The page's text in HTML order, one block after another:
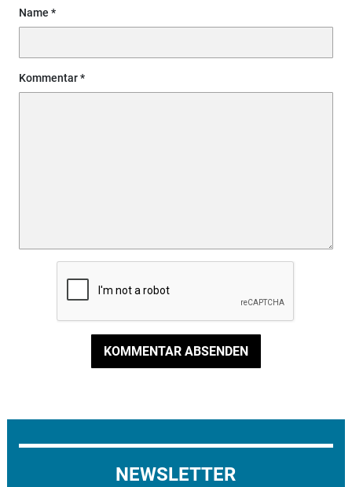
Name
Kommentar
KOMMENTAR ABSENDEN
NEWSLETTER